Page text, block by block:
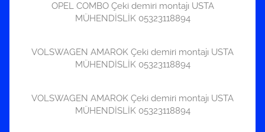
OPEL COMBO Çeki demiri montajı USTA
MÜHENDİSLİK 05323118894
VOLSWAGEN AMAROK Çeki demiri montajı USTA
MÜHENDİSLİK 05323118894
VOLSWAGEN AMAROK Çeki demiri montajı USTA
MÜHENDİSLİK 05323118894